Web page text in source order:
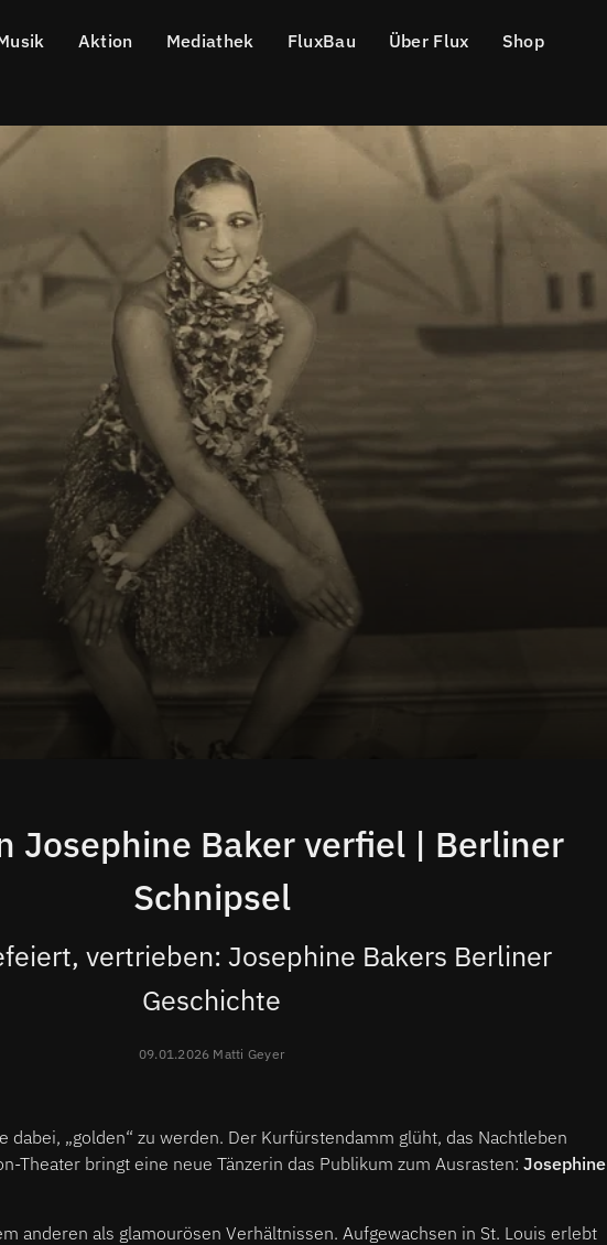
Aktion Mediathek FluxBau Über Flux Shop
Josephine Baker verfiel | Berliner
Schnipsel
vertrieben: Josephine Bakers Berliner
Geschichte
09.01.2026 Matti Geyer
dabei, „golden“ zu werden. Der Kurfürstendamm glüht, das Nachtleben
Theater bringt eine neue Tänzerin das Publikum zum Ausrasten: Josephine
anderen als glamourösen Verhältnissen. Aufgewachsen in St. Louis erlebt